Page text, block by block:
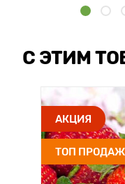
С ЭТИМ
АКЦИЯ
ТОП ПРОДАЖ